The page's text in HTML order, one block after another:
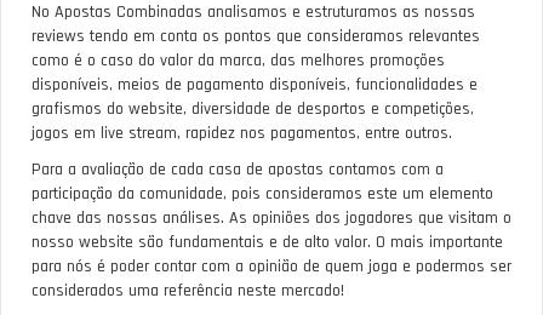
No Apostas Combinadas analisamos e estruturamos as nossas
reviews tendo em conta os pontos que consideramos relevantes
como é o caso do valor da marca, das melhores promoções
disponíveis, meios de pagamento disponíveis, funcionalidades e
grafismos do website, diversidade de desportos e competições,
jogos em live stream, rapidez nos pagamentos, entre outros.
Para a avaliação de cada casa de apostas contamos com a
participação da comunidade, pois consideramos este um elemento
chave das nossas análises. As opiniões dos jogadores que visitam o
nosso website são fundamentais e de alto valor. O mais importante
para nós é poder contar com a opinião de quem joga e podermos ser
considerados uma referência neste mercado!